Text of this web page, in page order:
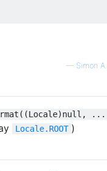
— Simon
Locale.ROOT )